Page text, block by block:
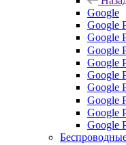
Google
Google
Google
Google
Google
Google
Google
Google
Google
Google